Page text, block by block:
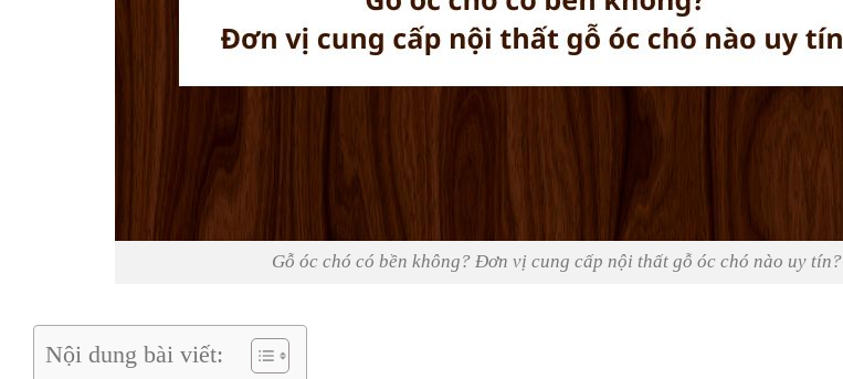
Gỗ óc chó có bền không? Đơn vị cung cấp nội thất gỗ óc chó nào uy tín?
Nội dung bài viết: